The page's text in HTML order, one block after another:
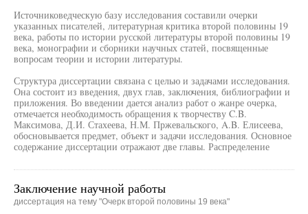
Источниковедческую базу исследования составили очерки
указанных писателей, литературная критика второй половины 19
века, работы по истории русской литературы второй половины 19
века, монографии и сборники научных статей, посвященные
вопросам теории и истории литературы.
Структура диссертации связана с целью и задачами исследования.
Она состоит из введения, двух глав, заключения, библиографии и
приложения. Во введении дается анализ работ о жанре очерка,
отмечается необходимость обращения к творчеству C.B.
Максимова, Д.И. Стахеева, Н.М. Пржевальского, A.B. Елисеева,
обосновывается предмет, объект и задачи исследования. Основное
содержание диссертации отражают две главы. Распределение
Заключение научной работы
диссертация на тему "Очерк второй половины 19 века"